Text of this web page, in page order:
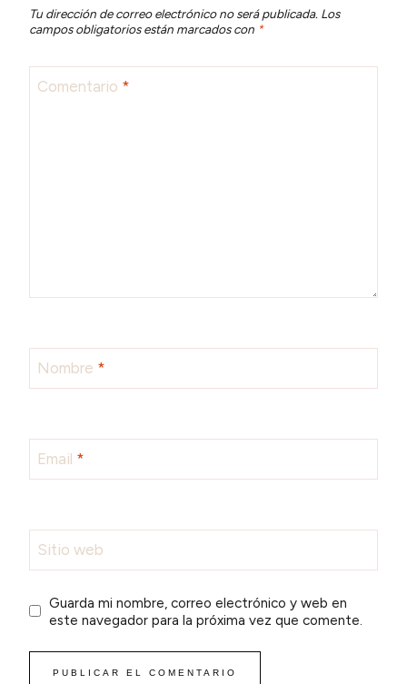
Tu dirección de correo electrónico no será publicada. Los
campos obligatorios están marcados con *
Comentario *
Nombre *
Email *
Sitio web
Guarda mi nombre, correo electrónico y web en
este navegador para la próxima vez que comente.